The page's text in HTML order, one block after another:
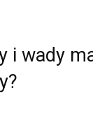
i wady